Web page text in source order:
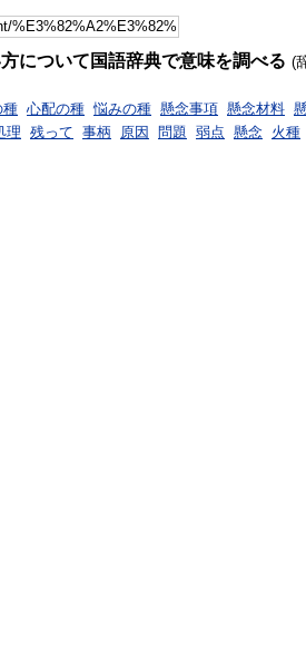
について国語辞典で意味を調べる (
種 心配の種 悩みの種 懸念事項 懸念材料
理 残って 事柄 原因 問題 弱点 懸念 火種